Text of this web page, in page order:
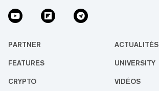
PARTNER ACTUALITÉS
FEATURES UNIVERSITY
CRYPTO VIDÉOS